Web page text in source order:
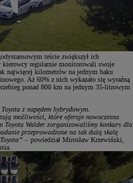
teście zwiększył ich
kierowcy regularnie monitorowali swoje
najwięcej kilometrów na jednym baku
Aż 60% z nich wykazało się wyraźną
ponad 800 km na jednym 35-litrowym
z napędem hybrydowym.
możliwości, które oferuje nowoczesna
Toyota Walder zorganizowaliśmy konkurs dla
przeprowadzone na tak dużą skalę
– powiedział Mirosław Krzewiński,